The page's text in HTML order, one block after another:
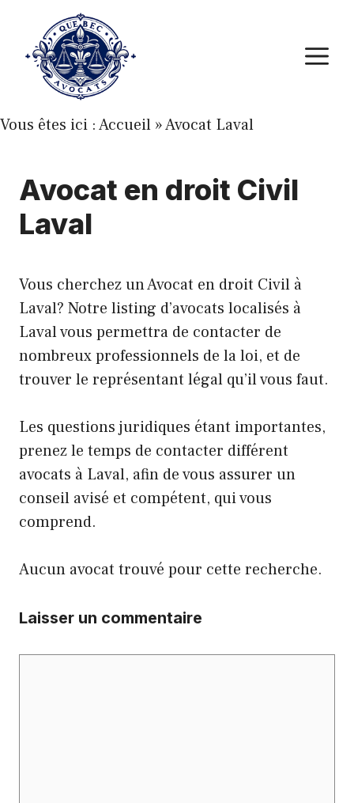
contenu
Vous êtes ici :Accueil »Avocat Laval
Avocat en droit Civil
Laval
Vous cherchez un Avocat en droit Civil à
Laval? Notre listing d’avocats localisés à
Laval vous permettra de contacter de
nombreux professionnels de la loi, et de
trouver le représentant légal qu’il vous faut.
Les questions juridiques étant importantes,
prenez le temps de contacter différent
avocats à Laval, afin de vous assurer un
conseil avisé et compétent, qui vous
comprend.
Aucun avocat trouvé pour cette recherche.
Laisser un commentaire